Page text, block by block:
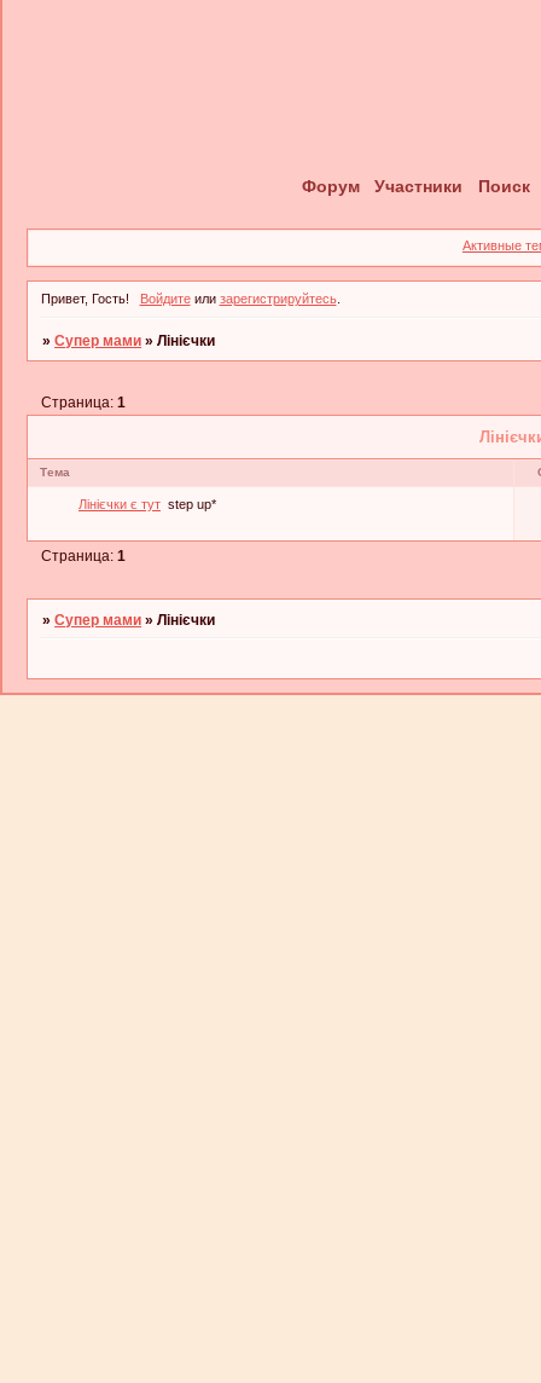
Форум Участники Поиск
Активные
Привет, Гость! Войдитеили зарегистрируйтесь.
»Супер мами »Лінієчки
Страница:1
Тема
Лінієчки є тут step up*
Страница:1
»Супер мами »Лінієчки